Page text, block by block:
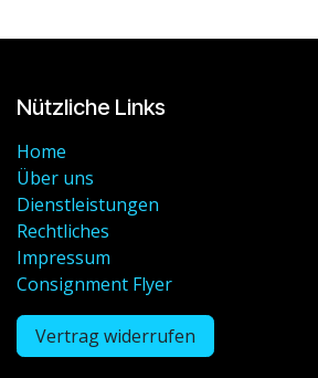
Nützliche Links
Home
Über uns
Dienstleistungen
Rechtliches
Impressum
Consignment Flyer
Vertrag widerrufen